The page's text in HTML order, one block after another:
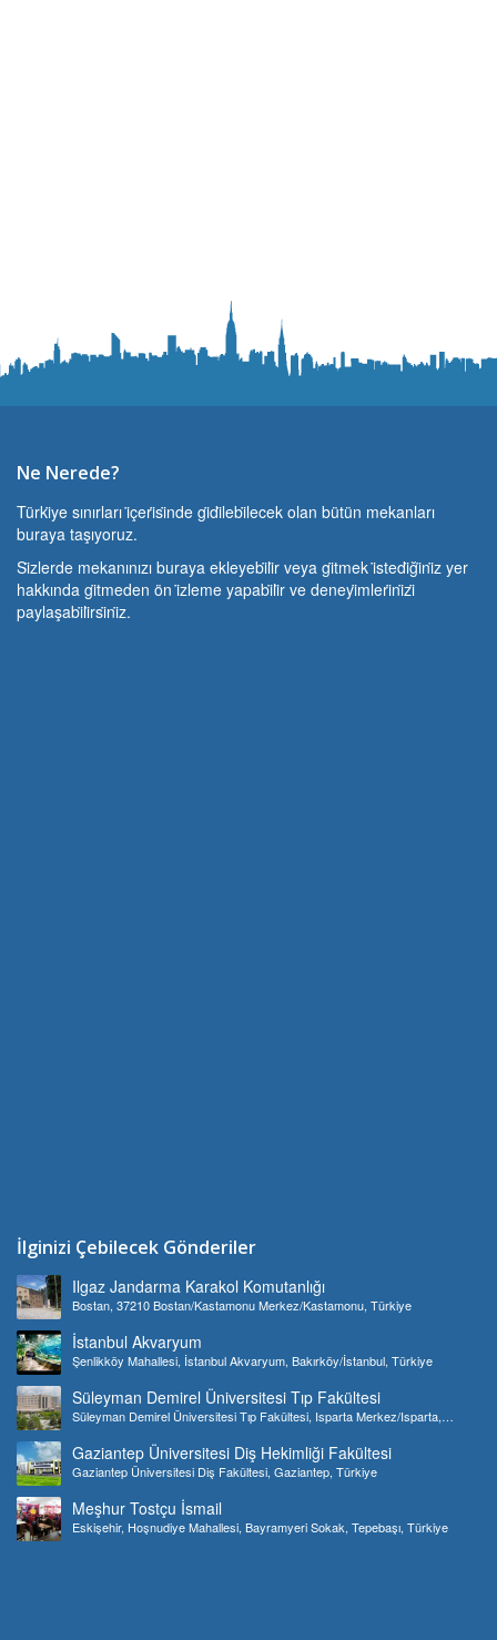
Ne Nerede?
Türki̇ye sınırları i̇çeri̇si̇nde gi̇di̇lebi̇lecek olan bütün mekanları
buraya taşıyoruz.
Si̇zlerde mekanınızı buraya ekleyebi̇li̇r veya gi̇tmek i̇stedi̇ği̇ni̇z yer
hakkında gi̇tmeden ön i̇zleme yapabi̇li̇r ve deneyi̇mleri̇ni̇zi̇
paylaşabi̇li̇rsi̇ni̇z.
İlginizi Çebilecek Gönderiler
Ilgaz Jandarma Karakol Komutanlığı
Bostan, 37210 Bostan/Kastamonu Merkez/Kastamonu, Türkiye
İstanbul Akvaryum
Şenlikköy Mahallesi, İstanbul Akvaryum, Bakırköy/İstanbul, Türkiye
Süleyman Demirel Üniversitesi Tıp Fakültesi
Süleyman Demirel Üniversitesi Tıp Fakültesi, Isparta Merkez/Isparta,
Gaziantep Üniversitesi Diş Hekimliği Fakültesi
Gaziantep Üniversitesi Diş Fakültesi, Gaziantep, Türkiye
Meşhur Tostçu İsmail
Eskişehir, Hoşnudiye Mahallesi, Bayramyeri Sokak, Tepebaşı, Türkiye